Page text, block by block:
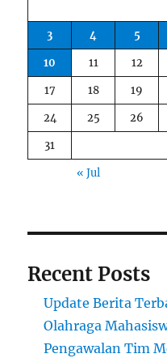
3
4 5
10
11 12
17
18 19
24
25 26
31
« Jul
Recent Posts
Update Berita
Olahraga
Pengawalan Tim